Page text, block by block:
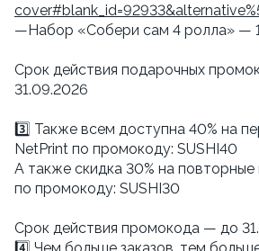
—Набор «Собери сам 4 ролла» —
Срок действия подарочных
31.09.2026
3️⃣ Также всем доступна 40% на
NetPrint по промокоду: SUSHI40
А также скидка 30% на повторные
по промокоду: SUSHI30
Cрок действия промокода — до
4️⃣ Чем больше заказов, тем